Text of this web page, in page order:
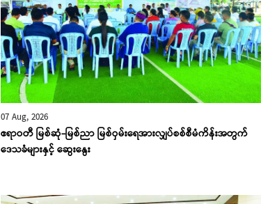
07 Aug, 2026
ဧရာဝတီ မြစ်ဆုံ-မြစ်ညာ မြစ်ဝှမ်းရေအားလျှပ်စစ်စီမံကိန်းအတွက်
ဒေသခံများနှင့် ဆွေးနွေး